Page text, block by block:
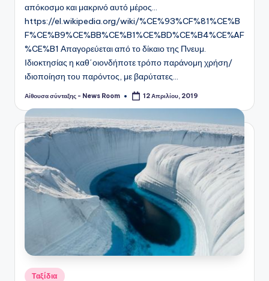
απόκοσμο και μακρινό αυτό μέρος...
https://el.wikipedia.org/wiki/%CE%93%CF%81%CE%B
F%CE%B9%CE%BB%CE%B1%CE%BD%CE%B4%CE%AF
%CE%B1 Απαγορεύεται από το δίκαιο της Πνευμ.
Ιδιοκτησίας η καθ΄οιονδήποτε τρόπο παράνομη χρήση/
ιδιοποίηση του παρόντος, με βαρύτατες…
Συγγραφέας:
Αίθουσα σύνταξης - News Room 12 Απριλίου, 2019
Αναρτήθηκε
Ταξίδια